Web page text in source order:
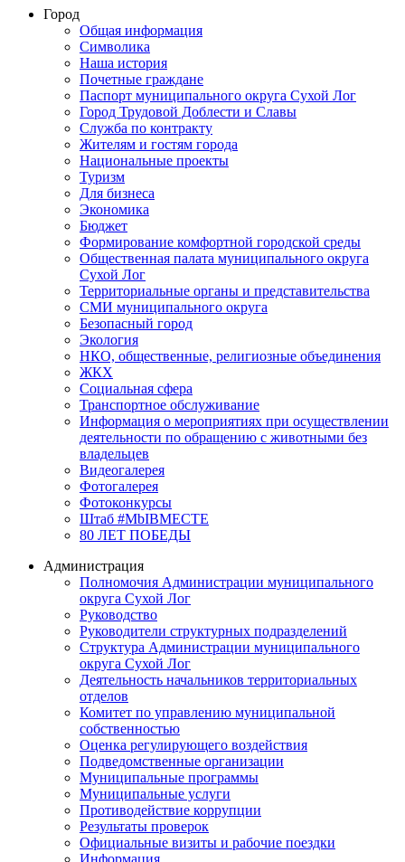
Город
Общая информация
Символика
Наша история
Почетные граждане
Паспорт муниципального округа Сухой Лог
Город Трудовой Доблести и Славы
Служба по контракту
Жителям и гостям города
Национальные проекты
Туризм
Для бизнеса
Экономика
Бюджет
Формирование комфортной городской среды
Общественная палата муниципального округа
Сухой Лог
Территориальные органы и представительства
СМИ муниципального округа
Безопасный город
Экология
НКО, общественные, религиозные объединения
ЖКХ
Социальная сфера
Транспортное обслуживание
Информация о мероприятиях при осуществлении
деятельности по обращению с животными без
владельцев
Видеогалерея
Фотогалерея
Фотоконкурсы
Штаб #MbIBMECTE
80 ЛЕТ ПОБЕДЫ
Администрация
Полномочия Администрации муниципального
округа Сухой Лог
Руководство
Руководители структурных подразделений
Структура Администрации муниципального
округа Сухой Лог
Деятельность начальников территориальных
отделов
Комитет по управлению муниципальной
собственностью
Оценка регулирующего воздействия
Подведомственные организации
Муниципальные программы
Муниципальные услуги
Противодействие коррупции
Результаты проверок
Официальные визиты и рабочие поездки
Информация